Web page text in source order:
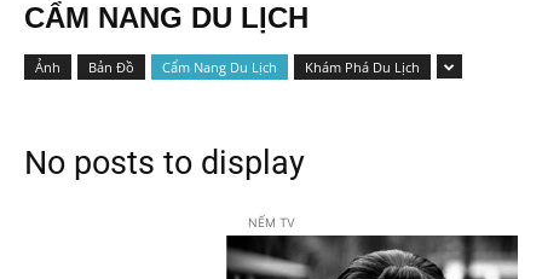
CẨM NANG DU LỊCH
Ảnh Bản Đồ Cẩm Nang Du Lịch Khám Phá Du Lịch
No posts to display
NẾM TV